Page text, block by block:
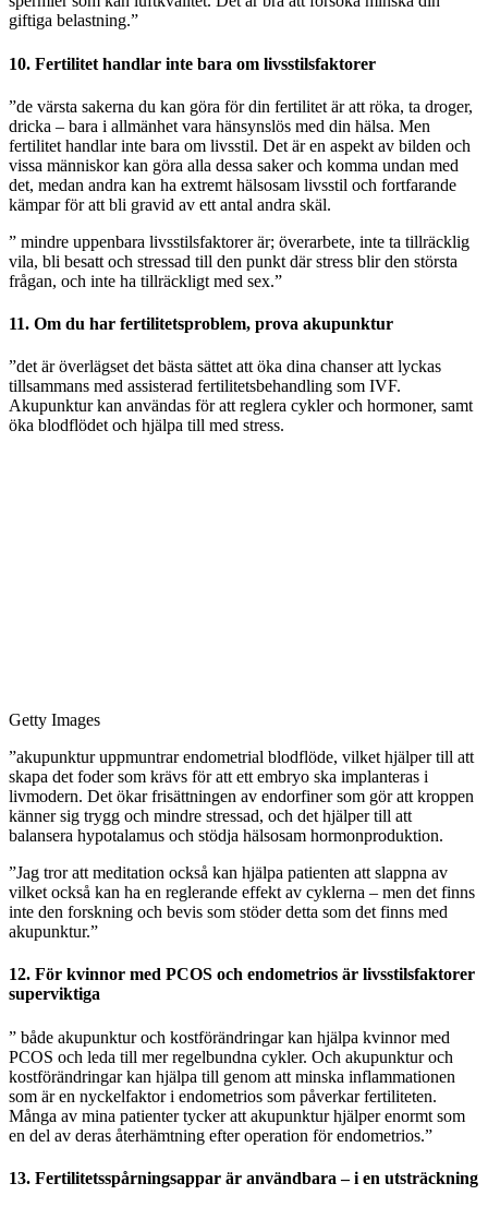
giftiga belastning.”
10. Fertilitet handlar inte bara om livsstilsfaktorer
”de värsta sakerna du kan göra för din fertilitet är att röka, ta droger,
dricka – bara i allmänhet vara hänsynslös med din hälsa. Men
fertilitet handlar inte bara om livsstil. Det är en aspekt av bilden och
vissa människor kan göra alla dessa saker och komma undan med
det, medan andra kan ha extremt hälsosam livsstil och fortfarande
kämpar för att bli gravid av ett antal andra skäl.
” mindre uppenbara livsstilsfaktorer är; överarbete, inte ta tillräcklig
vila, bli besatt och stressad till den punkt där stress blir den största
frågan, och inte ha tillräckligt med sex.”
11. Om du har fertilitetsproblem, prova akupunktur
”det är överlägset det bästa sättet att öka dina chanser att lyckas
tillsammans med assisterad fertilitetsbehandling som IVF.
Akupunktur kan användas för att reglera cykler och hormoner, samt
öka blodflödet och hjälpa till med stress.
Getty Images
”akupunktur uppmuntrar endometrial blodflöde, vilket hjälper till att
skapa det foder som krävs för att ett embryo ska implanteras i
livmodern. Det ökar frisättningen av endorfiner som gör att kroppen
känner sig trygg och mindre stressad, och det hjälper till att
balansera hypotalamus och stödja hälsosam hormonproduktion.
”Jag tror att meditation också kan hjälpa patienten att slappna av
vilket också kan ha en reglerande effekt av cyklerna – men det finns
inte den forskning och bevis som stöder detta som det finns med
akupunktur.”
12. För kvinnor med PCOS och endometrios är livsstilsfaktorer
superviktiga
” både akupunktur och kostförändringar kan hjälpa kvinnor med
PCOS och leda till mer regelbundna cykler. Och akupunktur och
kostförändringar kan hjälpa till genom att minska inflammationen
som är en nyckelfaktor i endometrios som påverkar fertiliteten.
Många av mina patienter tycker att akupunktur hjälper enormt som
en del av deras återhämtning efter operation för endometrios.”
13. Fertilitetsspårningsappar är användbara – i en utsträckning